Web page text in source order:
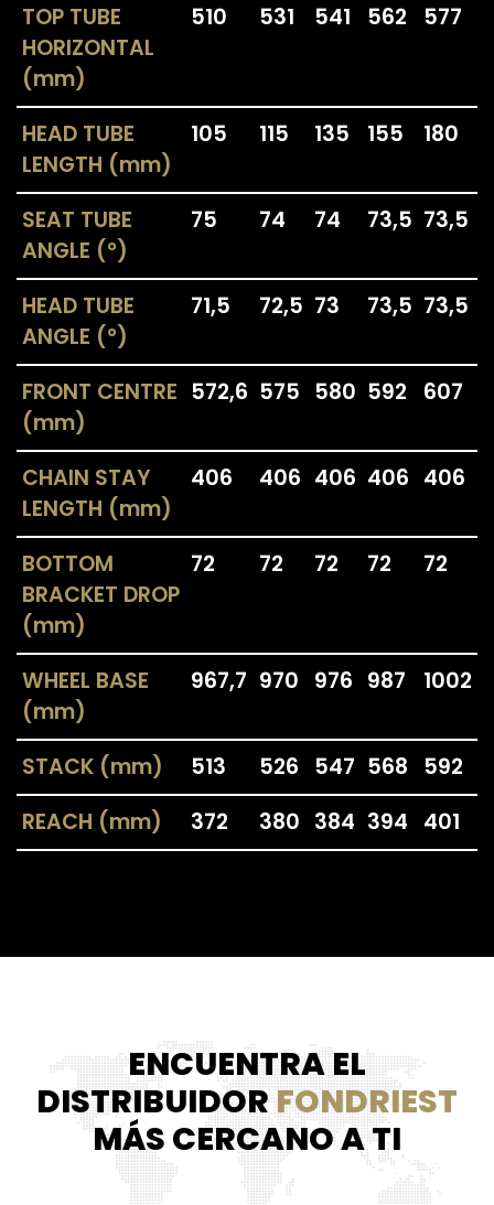
TOP TUBE
HORIZONTAL
(mm)
510 531 541 562 577
HEAD TUBE
LENGTH (mm)
105 115 135 155 180
SEAT TUBE
ANGLE (°)
75 74 74 73,5 73,5
HEAD TUBE
ANGLE (°)
71,5 72,5 73 73,5 73,5
FRONT CENTRE
(mm)
572,6 575 580 592 607
CHAIN STAY
LENGTH (mm)
406 406 406 406 406
BOTTOM
BRACKET DROP
(mm)
72 72 72 72 72
WHEEL BASE
(mm)
967,7 970 976 987 1002
STACK (mm) 513 526 547 568 592
REACH (mm)
372 380 384 394 401
ENCUENTRA EL
DISTRIBUIDORFONDRIEST
MÁS CERCANO A TI